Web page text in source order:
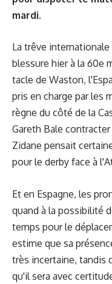
mardi.
La trêve
blessure hier à la 60e
tacle de Waston,
pris en charge par les
règne du côté de la
Gareth Bale
Zidane pensait
pourle derby face à
Et en Espagne, les
quand à la possibilité
temps pour le
estime que sa
très incertaine, tandis
qu'il sera avec